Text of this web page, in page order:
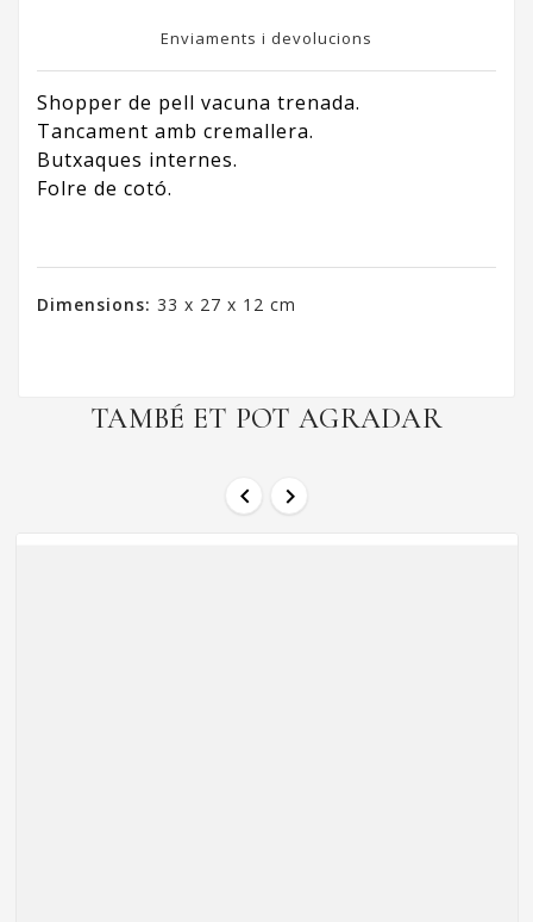
Enviaments i devolucions
Shopper de pell vacuna trenada.
Tancament amb cremallera.
Butxaques internes.
Folre de cotó.
Dimensions: 33 x 27 x 12 cm
TAMBÉ ET POT AGRADAR
 